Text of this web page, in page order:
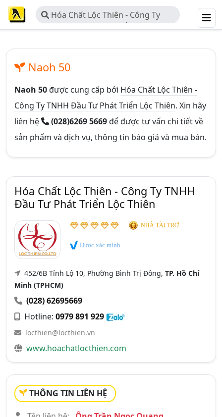
Hóa Chất Lộc Thiên - Công Ty
TNHH Đầu Tư Phát Triển Lộc Thiên
Naoh 50
Naoh 50được cung cấp bởi Hóa Chất Lộc Thiên -
Công Ty TNHH Đầu Tư Phát Triển Lộc Thiên. Xin hãy
liên hệ
(028)6269 5669để được tư vấn chi tiết về
sản phẩm và dịch vụ, thông tin báo giá và mua bán.
Hóa Chất Lộc Thiên - Công Ty TNHH
Đầu Tư Phát Triển Lộc Thiên
NHÀ TÀI TRỢ
Được xác minh
452/6B Tỉnh Lộ 10, Phường Bình Trị Đông, TP. Hồ Chí
Minh (TPHCM)
(028) 62695669
Hotline: 0979 891 929
locthien@locthien.vn
www.hoachatlocthien.com
THÔNG TIN LIÊN HỆ